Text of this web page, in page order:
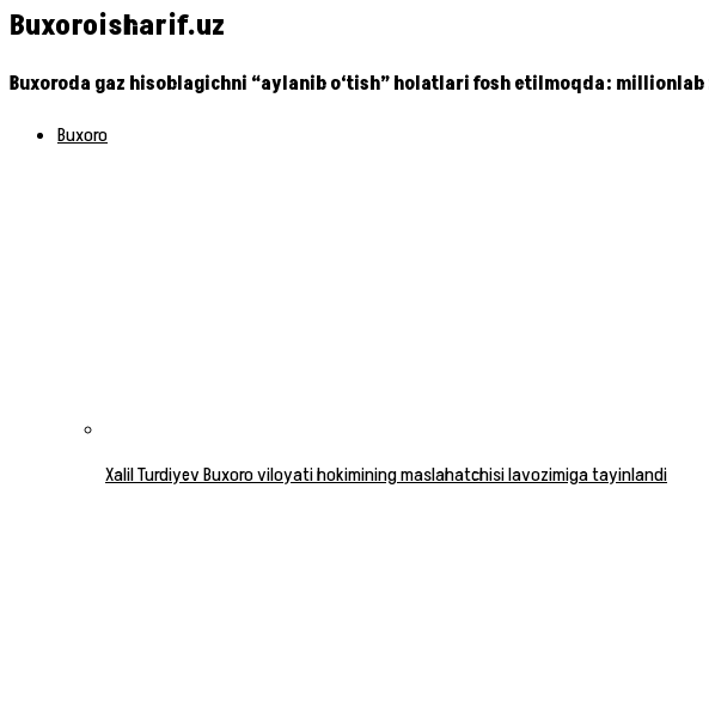
Buxoroisharif.uz
Buxoroda gaz hisoblagichni “aylanib o‘tish” holatlari fosh etilmoqda:
Buxoro
Xalil Turdiyev Buxoro viloyati hokimining maslahatchisi lavozimiga tayinlandi